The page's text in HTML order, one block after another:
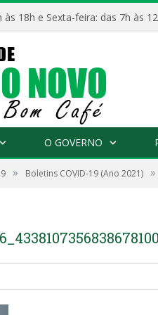
às 18h e Sexta-feira: das 7h às
O GOVERNO
» Boletins COVID-19 (Ano 2021) »